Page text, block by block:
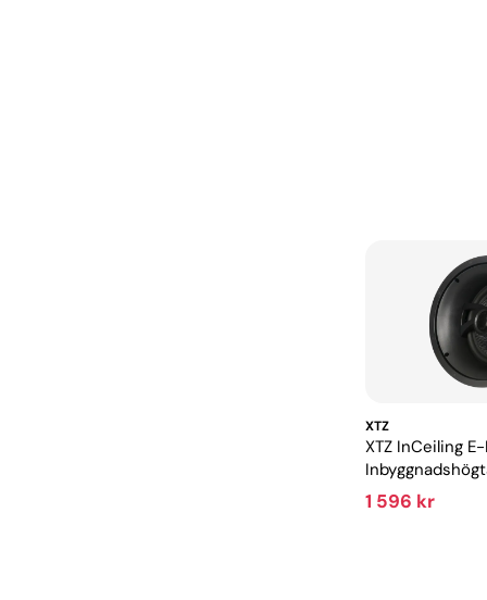
XTZ
XTZ InCeiling
med kraftfull bas
1 596 kr